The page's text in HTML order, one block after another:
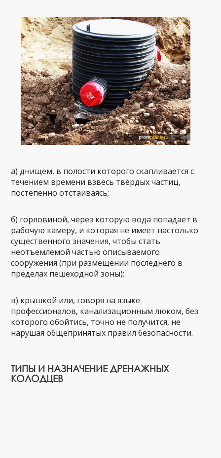
а) днищем, в полости которого скапливается с
течением времени взвесь твёрдых частиц,
постепенно отстаиваясь;
б) горловиной, через которую вода попадает в
рабочую камеру, и которая не имеет настолько
существенного значения, чтобы стать
неотъемлемой частью описываемого
сооружения (при размещении последнего в
пределах пешеходной зоны);
в) крышкой или, говоря на языке
профессионалов, канализационным люком, без
которого обойтись, точно не получится, не
нарушая общепринятых правил безопасности.
ТИПЫ И НАЗНАЧЕНИЕ ДРЕНАЖНЫХ
КОЛОДЦЕВ